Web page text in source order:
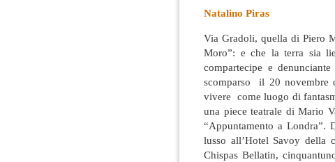
Natalino Piras
Via Gradoli, quella di Piero
Moro”: e che la terra sia
compartecipe e
scomparso il 20 novembre
vivere come luogo di
una piece teatrale di Mario
“Appuntamento a Londra”.
lusso all’Hotel Savoy della
Chispas Bellatin,